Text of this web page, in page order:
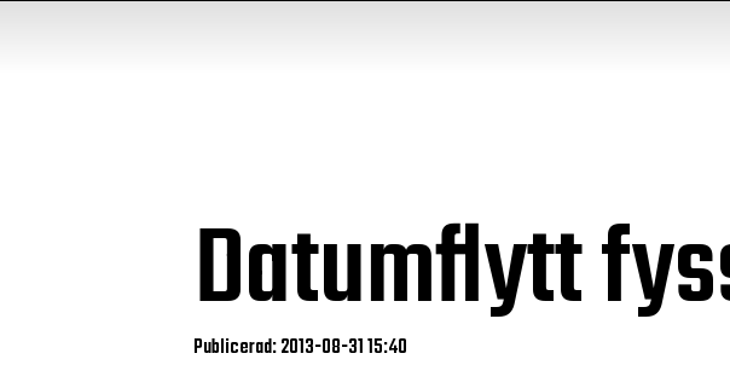
Datumflytt
Publicerad: 2013-08-31 15:40